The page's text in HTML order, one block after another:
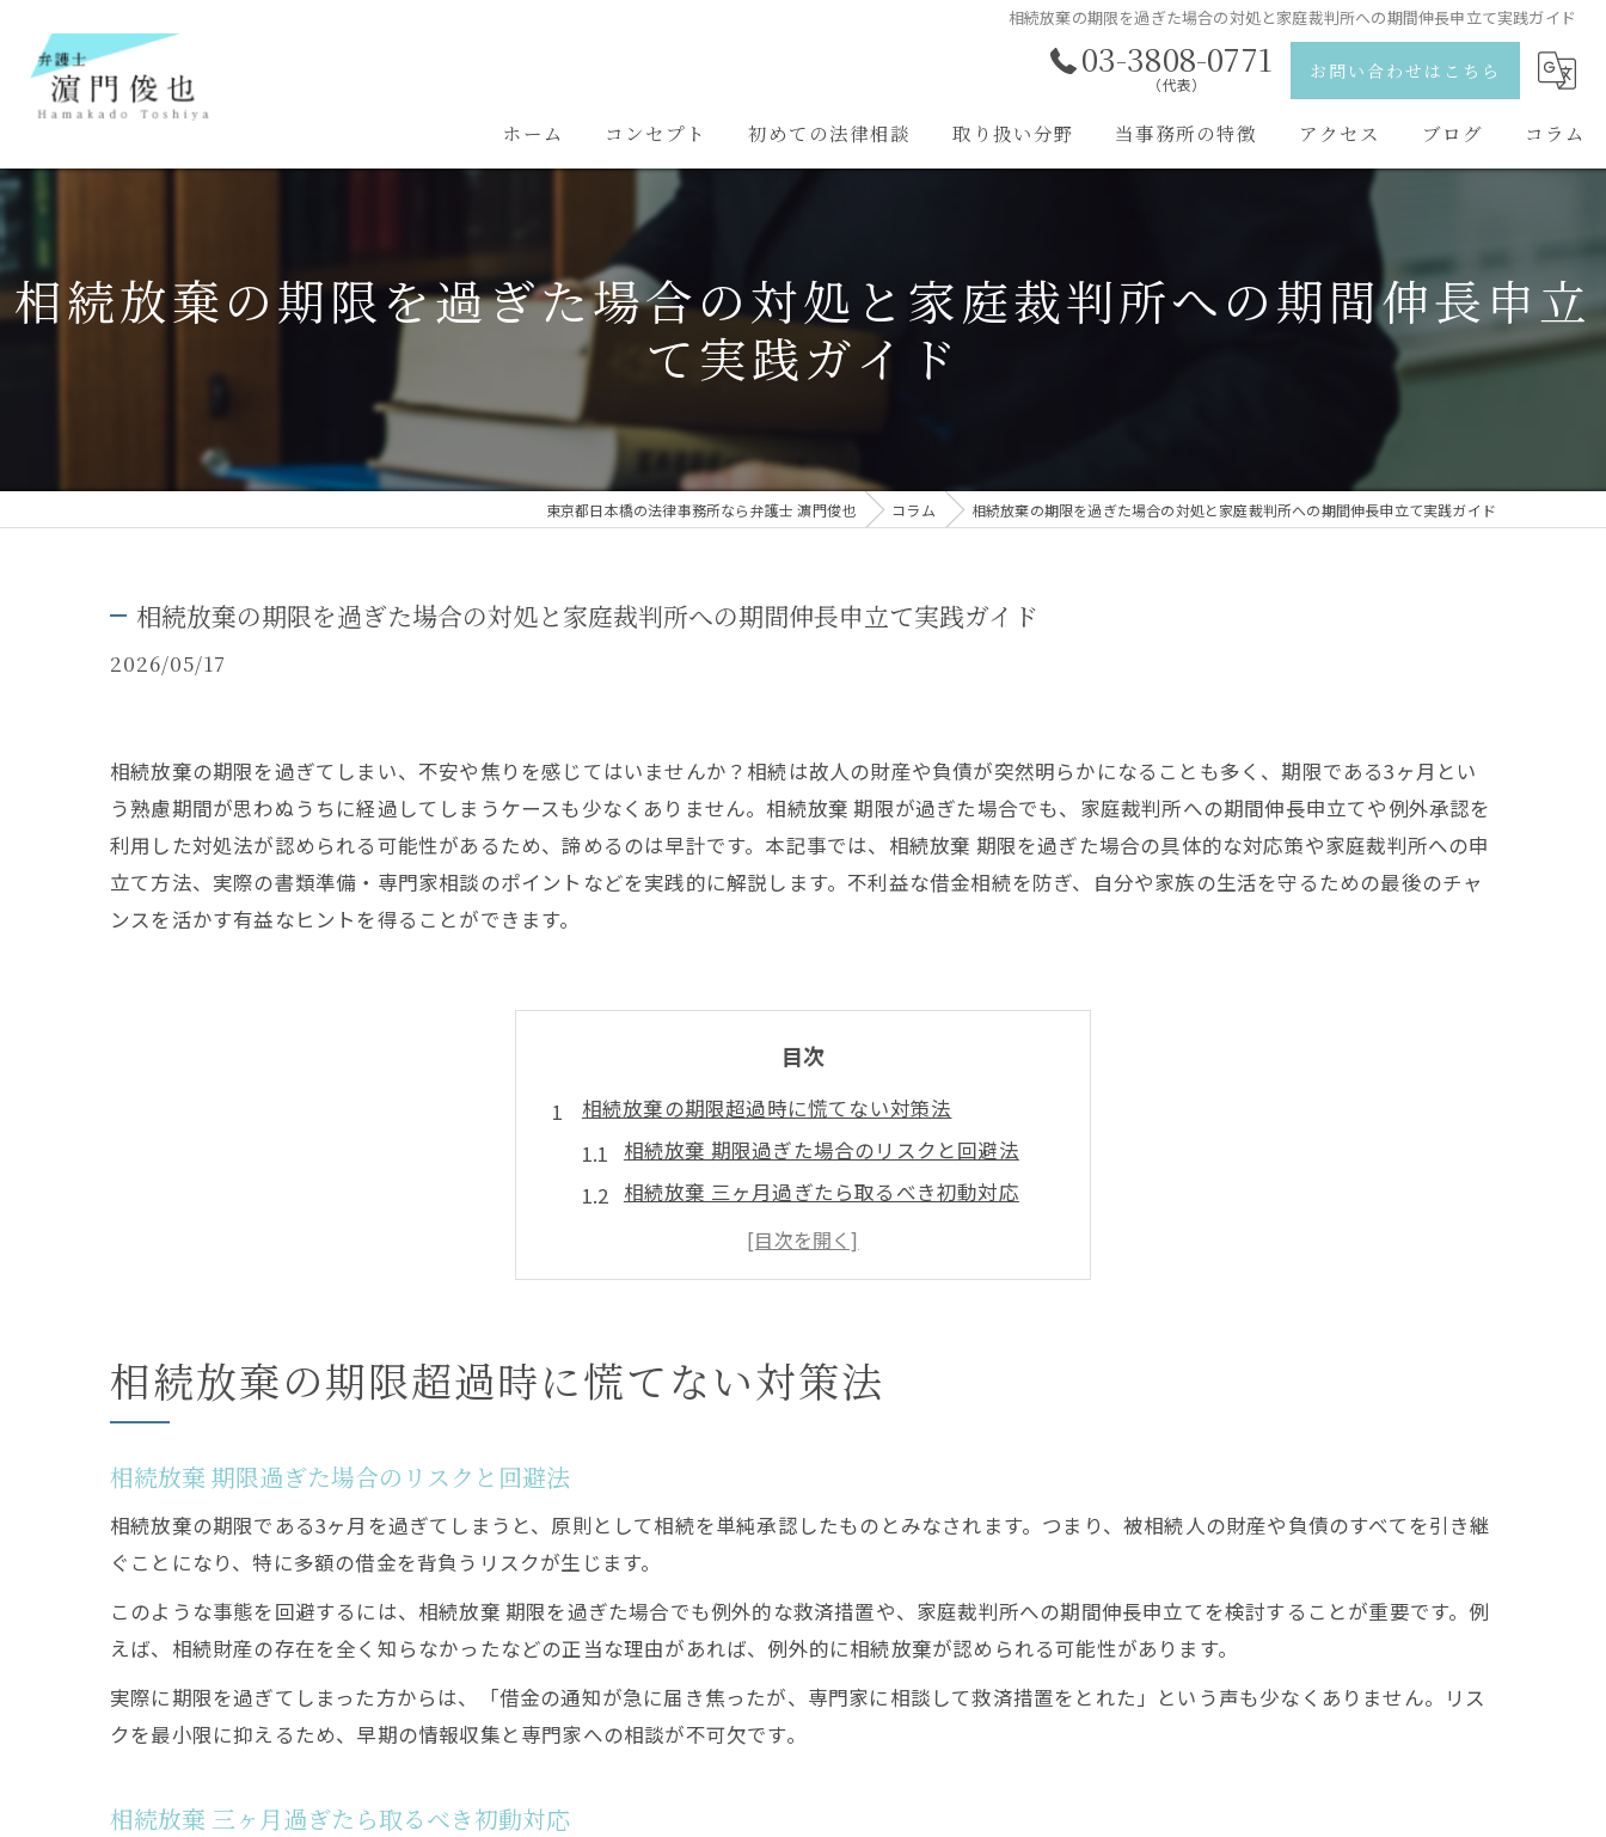
相続放棄の期限を過ぎた場合の対処と家庭裁判所への期間伸長申立て実践ガイド
03-3808-0771
（代表）
お問い合わせはこちら
ホーム コンセプト 初めての法律相談 取り扱い分野
相続問題
当事務所の特徴
刑事事件
アクセス
弁護士紹介
ブログ コラム
相続放棄の期限を過ぎた場合の対処と家庭裁判所への期間伸長申立
て実践ガイド
東京都日本橋の法律事務所なら弁護士 濵門俊也 コラム 相続放棄の期限を過ぎた場合の対処と家庭裁判所への期間伸長申立て実践ガイド
相続放棄の期限を過ぎた場合の対処と家庭裁判所への期間伸長申立て実践ガイド
2026/05/17
相続放棄の期限を過ぎてしまい、不安や焦りを感じてはいませんか？相続は故人の財産や負債が突然明らかになることも多く、期限である3ヶ月とい
う熟慮期間が思わぬうちに経過してしまうケースも少なくありません。相続放棄 期限が過ぎた場合でも、家庭裁判所への期間伸長申立てや例外承認を
利用した対処法が認められる可能性があるため、諦めるのは早計です。本記事では、相続放棄 期限を過ぎた場合の具体的な対応策や家庭裁判所への申
立て方法、実際の書類準備・専門家相談のポイントなどを実践的に解説します。不利益な借金相続を防ぎ、自分や家族の生活を守るための最後のチャ
ンスを活かす有益なヒントを得ることができます。
目次
相続放棄の期限超過時に慌てない対策法
相続放棄 期限過ぎた場合のリスクと回避法
相続放棄 三ヶ月過ぎたら取るべき初動対応
相続放棄 期限知らなかった時の救済策
相続放棄 期限 土日の扱いと注意点を解説
期限を過ぎた相続に臨む実践的な申立て手順
相続放棄 期限過ぎた時の申立て事例と流れ
相続放棄 期限受理日を確認する方法
相続放棄 期限後に失敗しない証拠の集め方
土日や受理日といった熟慮期間の数え方を解説
相続放棄 3ヶ月数え方の基礎を徹底解説
相続放棄 期限 土日の扱いを正しく理解
相続放棄 期限受理日で異なる期間計算法
相続放棄の期限超過時に慌てない対策法
相続放棄 期限過ぎた場合のリスクと回避法
相続放棄の期限である3ヶ月を過ぎてしまうと、原則として相続を単純承認したものとみなされます。つまり、被相続人の財産や負債のすべてを引き継
ぐことになり、特に多額の借金を背負うリスクが生じます。
このような事態を回避するには、相続放棄 期限を過ぎた場合でも例外的な救済措置や、家庭裁判所への期間伸長申立てを検討することが重要です。例
えば、相続財産の存在を全く知らなかったなどの正当な理由があれば、例外的に相続放棄が認められる可能性があります。
実際に期限を過ぎてしまった方からは、「借金の通知が急に届き焦ったが、専門家に相談して救済措置をとれた」という声も少なくありません。リス
クを最小限に抑えるため、早期の情報収集と専門家への相談が不可欠です。
相続放棄 三ヶ月過ぎたら取るべき初動対応